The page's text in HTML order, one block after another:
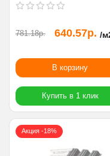
781.18р. 640.57р. /
В корзину
Купить в 1 клик
Акция -18%